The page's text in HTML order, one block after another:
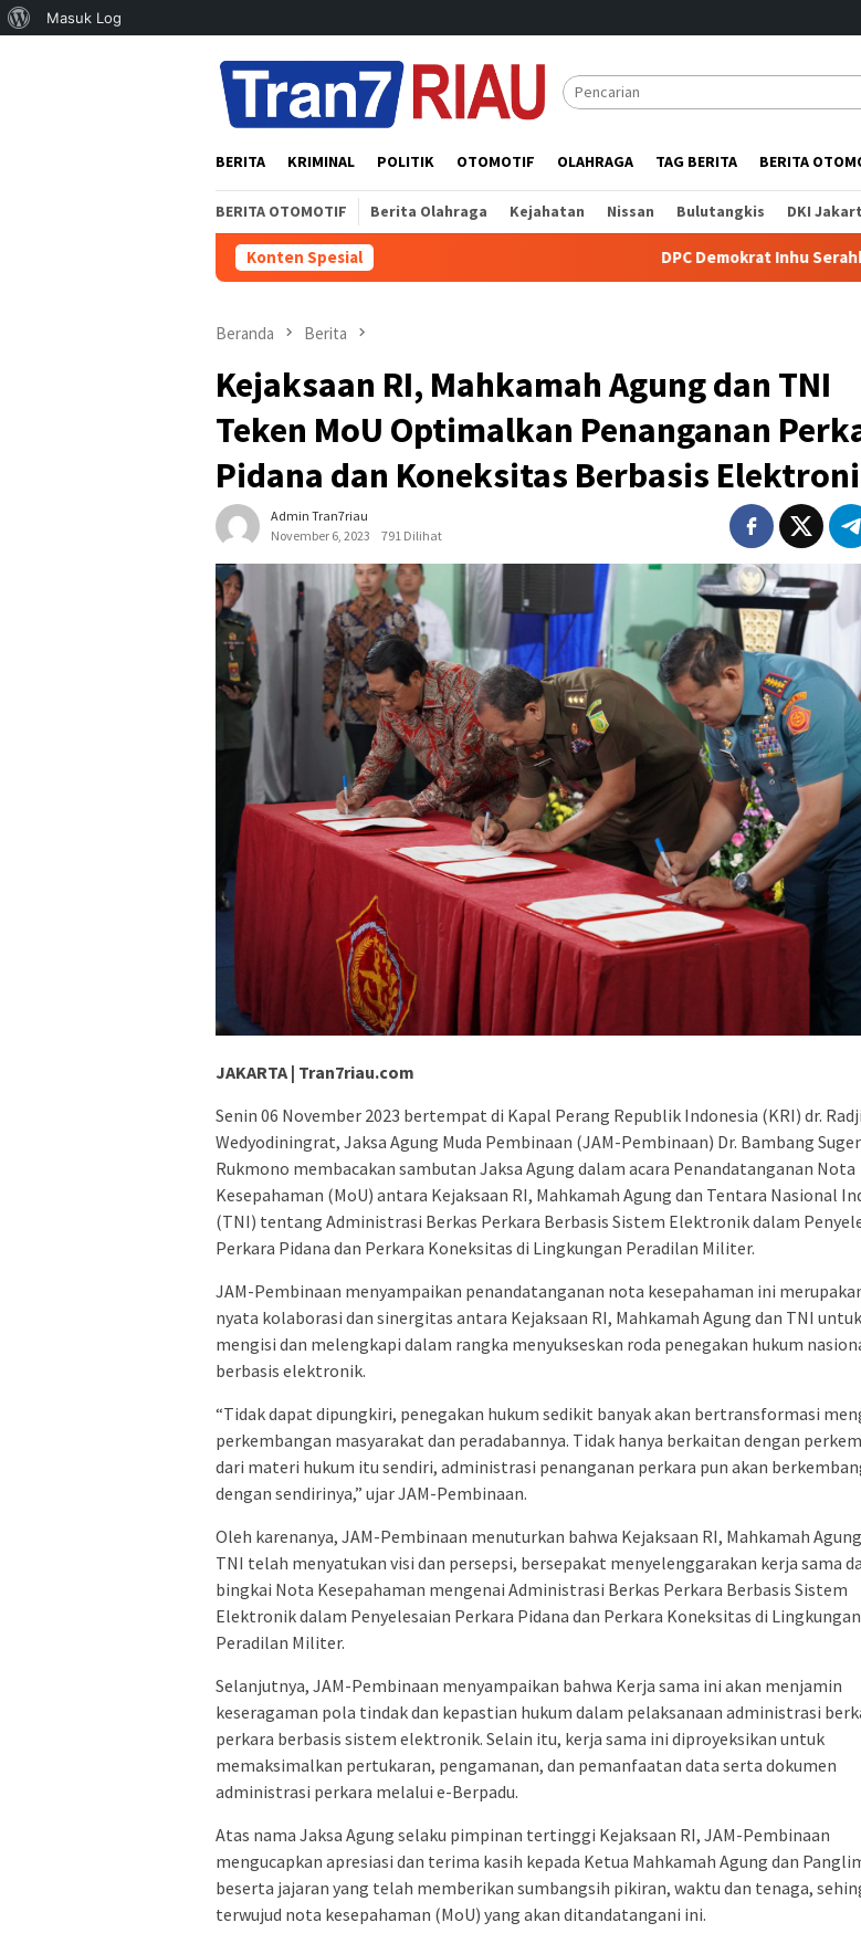
Tentang
Masuk Log
BERITA KRIMINAL POLITIK OTOMOTIF OLAHRAGA TAG BERITA BERITA
BERITA OTOMOTIF Berita Olahraga Kejahatan Nissan Bulutangkis DKI
Konten Spesial DPC Demokrat Inhu Serahkan Bantuan
Beranda Berita
Kejaksaan RI, Mahkamah Agung dan TNI
Teken MoU Optimalkan Penanganan
Pidana dan Koneksitas Berbasis
Admin Tran7riau
November 6, 2023
791 Dilihat
JAKARTA | Tran7riau.com
Senin 06 November 2023 bertempat di Kapal Perang Republik Indonesia (KRI) dr.
Wedyodiningrat, Jaksa Agung Muda Pembinaan (JAM-Pembinaan) Dr. Bambang
Rukmono membacakan sambutan Jaksa Agung dalam acara Penandatanganan Nota
Kesepahaman (MoU) antara Kejaksaan RI, Mahkamah Agung dan Tentara Nasional
(TNI) tentang Administrasi Berkas Perkara Berbasis Sistem Elektronik dalam
Perkara Pidana dan Perkara Koneksitas di Lingkungan Peradilan Militer.
JAM-Pembinaan menyampaikan penandatanganan nota kesepahaman ini
nyata kolaborasi dan sinergitas antara Kejaksaan RI, Mahkamah Agung dan TNI
mengisi dan melengkapi dalam rangka menyukseskan roda penegakan hukum
berbasis elektronik.
“Tidak dapat dipungkiri, penegakan hukum sedikit banyak akan bertransformasi
perkembangan masyarakat dan peradabannya. Tidak hanya berkaitan dengan
dari materi hukum itu sendiri, administrasi penanganan perkara pun akan
dengan sendirinya,” ujar JAM-Pembinaan.
Oleh karenanya, JAM-Pembinaan menuturkan bahwa Kejaksaan RI, Mahkamah
TNI telah menyatukan visi dan persepsi, bersepakat menyelenggarakan kerja sama
bingkai Nota Kesepahaman mengenai Administrasi Berkas Perkara Berbasis Sistem
Elektronik dalam Penyelesaian Perkara Pidana dan Perkara Koneksitas di Lingkungan
Peradilan Militer.
Selanjutnya, JAM-Pembinaan menyampaikan bahwa Kerja sama ini akan menjamin
keseragaman pola tindak dan kepastian hukum dalam pelaksanaan administrasi
perkara berbasis sistem elektronik. Selain itu, kerja sama ini diproyeksikan untuk
memaksimalkan pertukaran, pengamanan, dan pemanfaatan data serta dokumen
administrasi perkara melalui e-Berpadu.
Atas nama Jaksa Agung selaku pimpinan tertinggi Kejaksaan RI, JAM-Pembinaan
mengucapkan apresiasi dan terima kasih kepada Ketua Mahkamah Agung dan
beserta jajaran yang telah memberikan sumbangsih pikiran, waktu dan tenaga,
terwujud nota kesepahaman (MoU) yang akan ditandatangani ini.